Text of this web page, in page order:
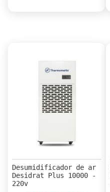
Desumidificador de ar
Desidrat Plus 10000 -
220v